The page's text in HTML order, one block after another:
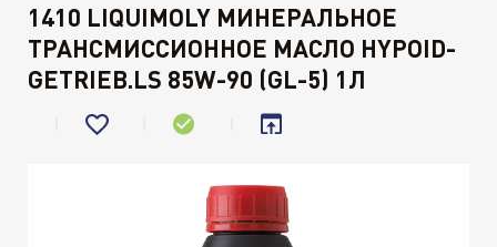
1410 LIQUIMOLY МИНЕРАЛЬНОЕ
ТРАНСМИССИОННОЕ МАСЛО HYPOID-
GETRIEB.LS 85W-90 (GL-5) 1Л